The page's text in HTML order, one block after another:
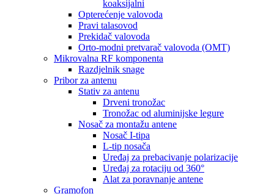
koaksijalni
Opterećenje valovoda
Pravi talasovod
Prekidač valovoda
Orto-modni pretvarač valovoda (OMT)
Mikrovalna RF komponenta
Razdjelnik snage
Pribor za antenu
Stativ za antenu
Drveni tronožac
Tronožac od aluminijske legure
Nosač za montažu antene
Nosač I-tipa
L-tip nosača
Uređaj za prebacivanje polarizacije
Uređaj za rotaciju od 360°
Alat za poravnanje antene
Gramofon